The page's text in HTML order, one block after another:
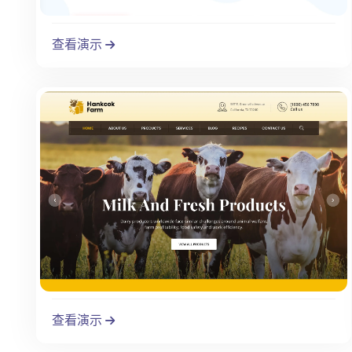
查看演示
查看演示